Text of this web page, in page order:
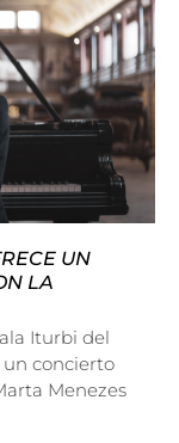
UN
LA
Iturbi del
un concierto
Menezes